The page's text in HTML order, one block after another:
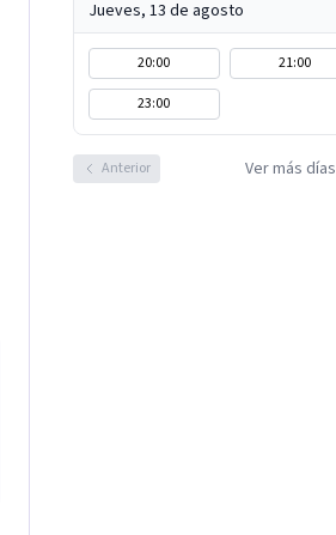
Jueves, 13 de agosto
20:00 21:00
23:00
Anterior Ver más días